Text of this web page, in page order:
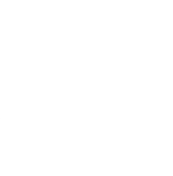
М.М.,
А.